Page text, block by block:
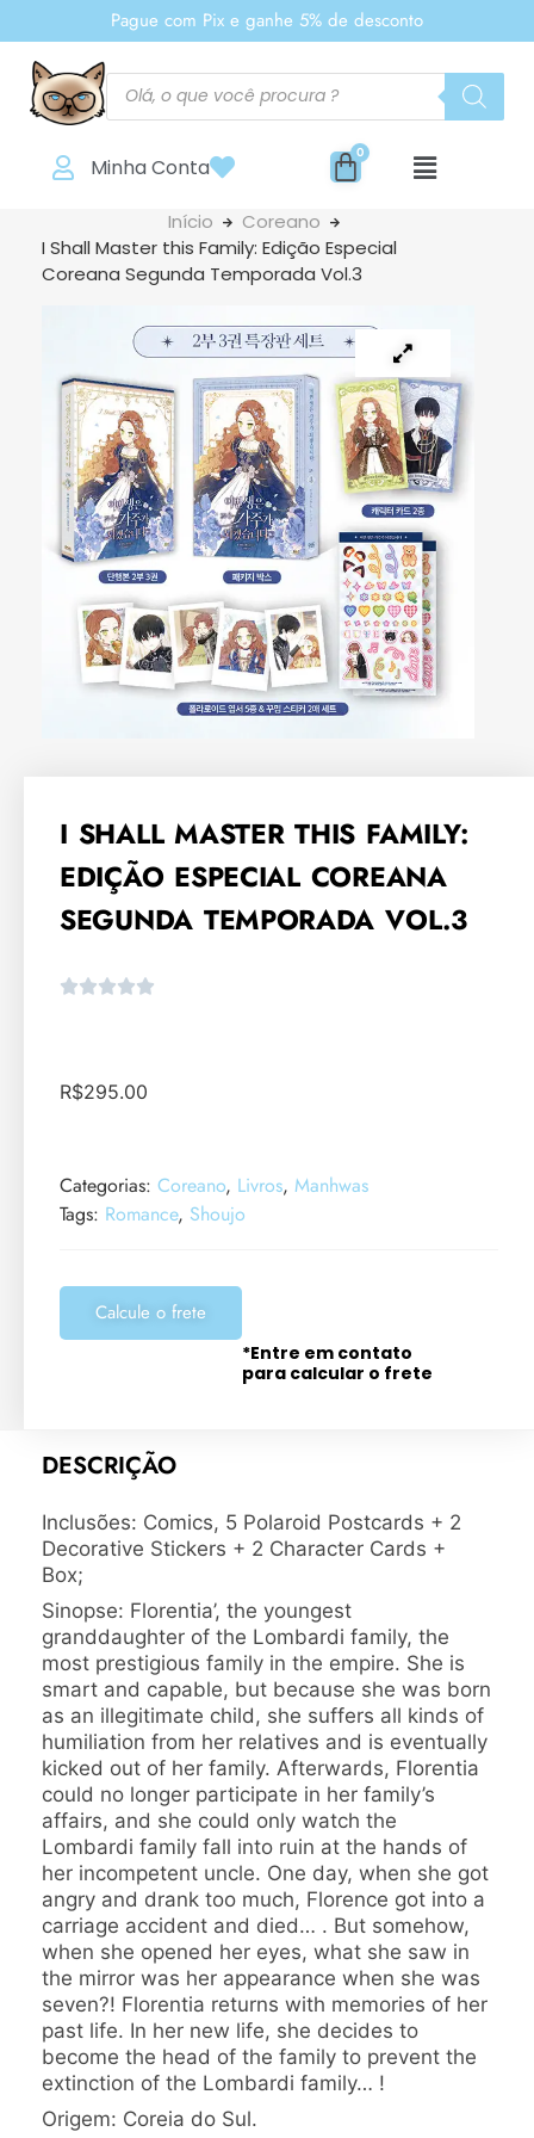
Pague com Pix e ganhe 5% de desconto
Minha Conta
Início
Coreano
I Shall Master this Family: Edição Especial
Coreana Segunda Temporada Vol.3
I SHALL MASTER THIS FAMILY:
EDIÇÃO ESPECIAL COREANA
SEGUNDA TEMPORADA VOL.3
R$295.00
Categorias: Coreano, Livros, Manhwas
Tags: Romance, Shoujo
Calcule o frete
*Entre em contato
para calcular o frete
DESCRIÇÃO
Inclusões: Comics, 5 Polaroid Postcards + 2
Decorative Stickers + 2 Character Cards +
Box;
Sinopse: Florentia’, the youngest
granddaughter of the Lombardi family, the
most prestigious family in the empire. She is
smart and capable, but because she was born
as an illegitimate child, she suffers all kinds of
humiliation from her relatives and is eventually
kicked out of her family. Afterwards, Florentia
could no longer participate in her family’s
affairs, and she could only watch the
Lombardi family fall into ruin at the hands of
her incompetent uncle. One day, when she got
angry and drank too much, Florence got into a
carriage accident and died… . But somehow,
when she opened her eyes, what she saw in
the mirror was her appearance when she was
seven?! Florentia returns with memories of her
past life. In her new life, she decides to
become the head of the family to prevent the
extinction of the Lombardi family… !
Origem: Coreia do Sul.